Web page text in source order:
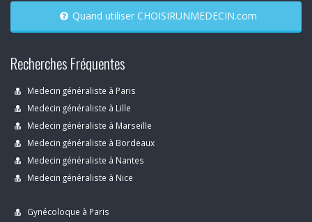
Quand utiliser CHOISIRUNMEDECIN.com
Recherches Fréquentes
Medecin généraliste à Paris
Medecin généraliste à Lille
Medecin généraliste à Marseille
Medecin généraliste à Bordeaux
Medecin généraliste à Nantes
Medecin généraliste à Nice
Gynécoloque à Paris